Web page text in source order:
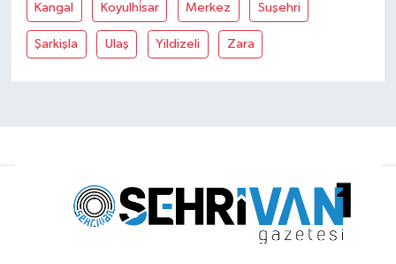
Kangal Koyulhi̇sar Merkez Suşehri
Şarkişla Ulaş Yildizeli Zara